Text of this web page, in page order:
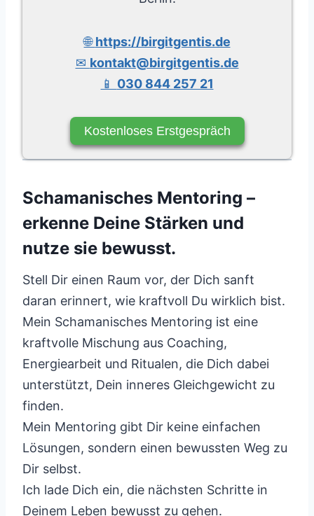
🌐https://birgitgentis.de
✉ kontakt@birgitgentis.de
📱 030 844 257 21
Kostenloses Erstgespräch
Schamanisches Mentoring –
erkenne Deine Stärken und
nutze sie bewusst.
Stell Dir einen Raum vor, der Dich sanft
daran erinnert, wie kraftvoll Du wirklich bist.
Mein Schamanisches Mentoring ist eine
kraftvolle Mischung aus Coaching,
Energiearbeit und Ritualen, die Dich dabei
unterstützt, Dein inneres Gleichgewicht zu
finden.
Mein Mentoring gibt Dir keine einfachen
Lösungen, sondern einen bewussten Weg zu
Dir selbst.
Ich lade Dich ein, die nächsten Schritte in
Deinem Leben bewusst zu gehen.